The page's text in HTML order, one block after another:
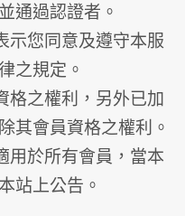
通過認證者。
示您同意及遵守本服
之規定。
格之權利，另外已加
其會員資格之權利。
用於所有會員，當本
站上公告。